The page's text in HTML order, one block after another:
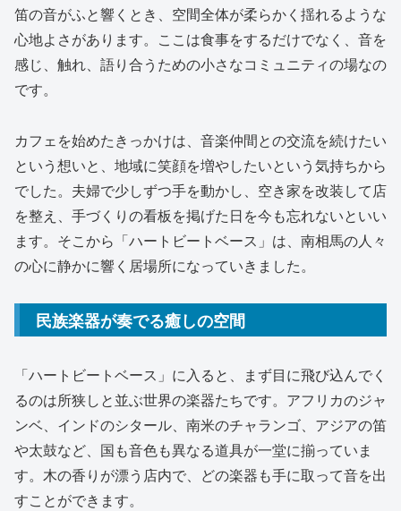
笛の音がふと響くとき、空間全体が柔らかく揺れるような
心地よさがあります。ここは食事をするだけでなく、音を
感じ、触れ、語り合うための小さなコミュニティの場なの
です。
カフェを始めたきっかけは、音楽仲間との交流を続けたい
という想いと、地域に笑顔を増やしたいという気持ちから
でした。夫婦で少しずつ手を動かし、空き家を改装して店
を整え、手づくりの看板を掲げた日を今も忘れないといい
ます。そこから「ハートビートベース」は、南相馬の人々
の心に静かに響く居場所になっていきました。
民族楽器が奏でる癒しの空間
「ハートビートベース」に入ると、まず目に飛び込んでく
るのは所狭しと並ぶ世界の楽器たちです。アフリカのジャ
ンベ、インドのシタール、南米のチャランゴ、アジアの笛
や太鼓など、国も音色も異なる道具が一堂に揃っていま
す。木の香りが漂う店内で、どの楽器も手に取って音を出
すことができます。